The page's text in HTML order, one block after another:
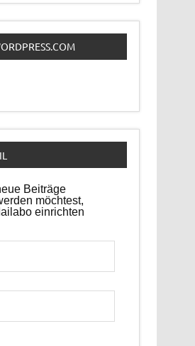
Beiträge
möchtest,
einrichten